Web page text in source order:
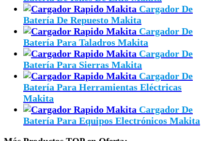
Cargador De
Batería De Repuesto Makita
Cargador De
Batería Para Taladros Makita
Cargador De
Batería Para Sierras Makita
Cargador De
Batería Para Herramientas Eléctricas
Makita
Cargador De
Batería Para Equipos Electrónicos Makita